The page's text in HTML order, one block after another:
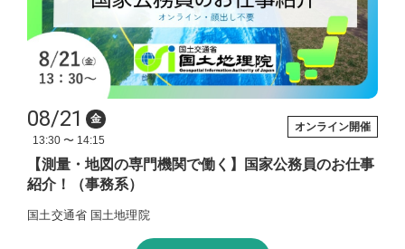
08/21
金
13:30 〜 14:15
オンライン開催
【測量・地図の専門機関で働く】国家公務員のお仕事
紹介！（事務系）
国土交通省 国土地理院